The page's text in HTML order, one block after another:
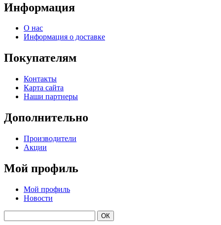
Информация
О нас
Информация о доставке
Покупателям
Контакты
Карта сайта
Наши партнеры
Дополнительно
Производители
Акции
Мой профиль
Мой профиль
Новости
ОК